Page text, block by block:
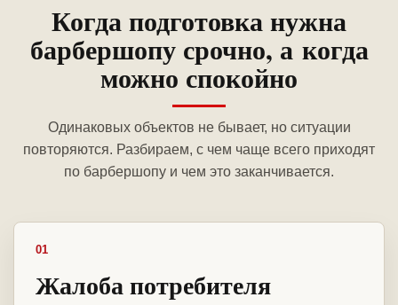
Когда подготовка нужна
барбершопу срочно, а когда
можно спокойно
Одинаковых объектов не бывает, но ситуации
повторяются. Разбираем, с чем чаще всего приходят
по барбершопу и чем это заканчивается.
01
Жалоба потребителя